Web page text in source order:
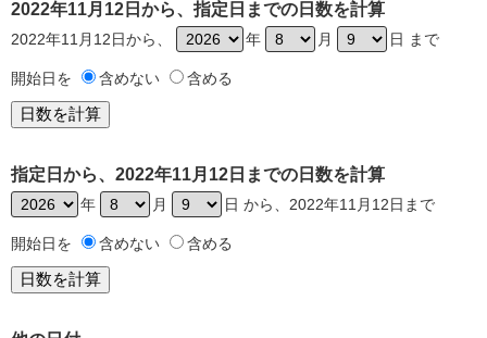
2022年11月12日から、指定日までの日数を計算
2022年11月12日から、 年 月 日 まで
開始日を 含めない 含める
指定日から、2022年11月12日までの日数を計算
年 月 日 から、2022年11月12日まで
開始日を 含めない 含める